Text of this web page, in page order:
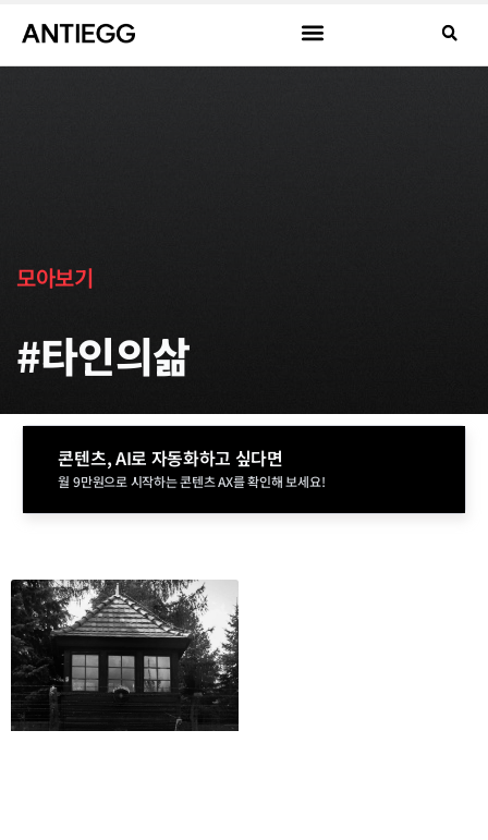
모아보기
#타인의삶
콘텐츠, AI로 자동화하고 싶다면
월 9만원으로 시작하는 콘텐츠 AX를 확인해 보세요!